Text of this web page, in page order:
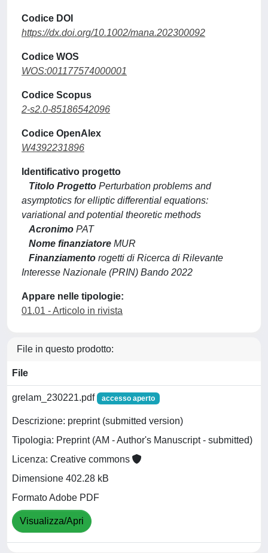
Codice DOI
https://dx.doi.org/10.1002/mana.202300092
Codice WOS
WOS:001177574000001
Codice Scopus
2-s2.0-85186542096
Codice OpenAlex
W4392231896
Identificativo progetto
Titolo Progetto Perturbation problems and
asymptotics for elliptic differential equations:
variational and potential theoretic methods
Acronimo PAT
Nome finanziatore MUR
Finanziamento rogetti di Ricerca di Rilevante
Interesse Nazionale (PRIN) Bando 2022
Appare nelle tipologie:
01.01 - Articolo in rivista
File in questo prodotto:
File
grelam_230221.pdf accesso aperto
Descrizione: preprint (submitted version)
Tipologia: Preprint (AM - Author's Manuscript - submitted)
Licenza: Creative commons
Dimensione 402.28 kB
Formato Adobe PDF
Visualizza/Apri